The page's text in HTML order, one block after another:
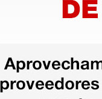
el abatimiento